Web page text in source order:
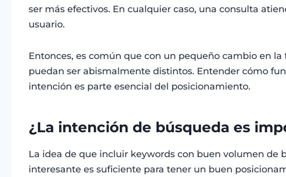
ser más efectivos. En cualquier caso, una consulta
usuario.
Entonces, es común que con un pequeño cambio en la
puedan ser abismalmente distintos. Entender cómo
intención es parte esencial del posicionamiento.
¿La intención de búsqueda es
La idea de que incluir keywords con buen volumen de
interesante es suficiente para tener un buen